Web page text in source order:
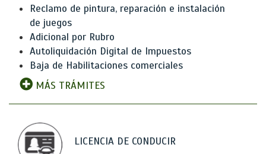
Reclamo de pintura, reparación e instalación
de juegos
Adicional por Rubro
Autoliquidación Digital de Impuestos
Baja de Habilitaciones comerciales
MÁS TRÁMITES
LICENCIA DE CONDUCIR